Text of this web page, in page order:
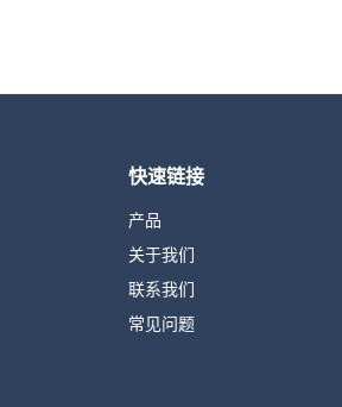
快速链接
产品
关于我们
联系我们
常见问题